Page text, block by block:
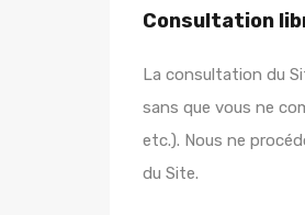
Consultation
La consultation du
sans que vous ne
etc.). Nous ne
du Site.